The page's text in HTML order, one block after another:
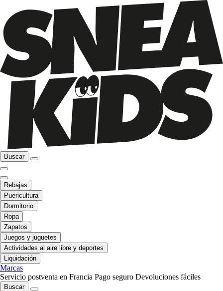
Buscar
Rebajas
Puericultura
Dormitorio
Ropa
Zapatos
Juegos y juguetes
Actividades al aire libre y deportes
Liquidación
Marcas
Servicio postventa en Francia Pago seguro Devoluciones fáciles
Buscar